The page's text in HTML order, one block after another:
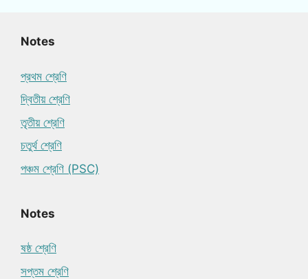
Notes
প্রথম শ্রেণি
দ্বিতীয় শ্রেণি
তৃতীয় শ্রেণি
চতুর্থ শ্রেণি
পঞ্চম শ্রেণি (PSC)
Notes
ষষ্ঠ শ্রেণি
সপ্তম শ্রেণি